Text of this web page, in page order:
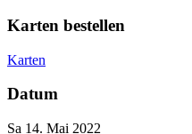
Karten bestellen
Karten
Datum
Sa 14. Mai 2022